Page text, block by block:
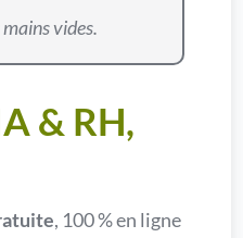
mains vides.
& RH,
, 100 % en ligne